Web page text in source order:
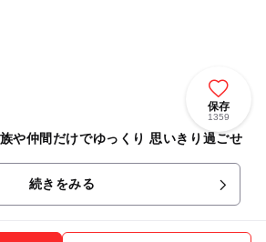
保存
1359
や仲間だけでゆっくり 思いきり過ごせ
続きをみる